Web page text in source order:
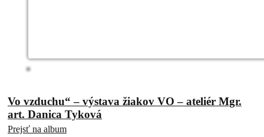
Vo vzduchu“ – výstava žiakov VO – ateliér Mgr.
art. Danica Tyková
Prejsť na album